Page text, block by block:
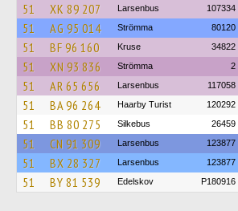
51 XK 89 207 Larsenbus 107334
51 AG 95 014 Strömma 80120
51 BF 96 160 Kruse 34822
51 XN 93 836 Strömma 2
51 AR 65 656 Larsenbus 117058
51 BA 96 264 Haarby Turist 120292
51 BB 80 275 Silkebus 26459
51 CN 91 309 Larsenbus 123877
51 BX 28 327 Larsenbus 123877
51 BY 81 539 Edelskov P180916